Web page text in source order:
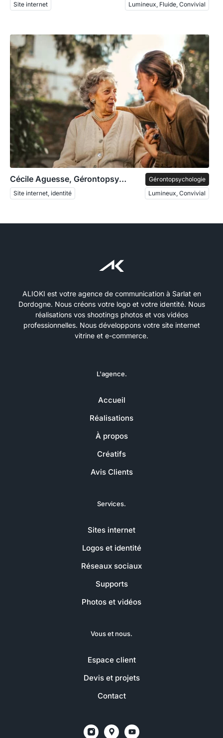
Site internet
Lumineux, Fluide, Convivial
Cécile Aguesse, Gérontopsychologue
Gérontopsychologie
Site internet, identité
Lumineux, Convivial
ALIOKI est votre agence de communication à Sarlat en
Dordogne. Nous créons votre logo et votre identité. Nous
réalisations vos shootings photos et vos vidéos
professionnelles. Nous développons votre site internet
vitrine et e-commerce.
L'agence.
Accueil
Réalisations
À propos
Créatifs
Avis Clients
Services.
Sites internet
Logos et identité
Réseaux sociaux
Supports
Photos et vidéos
Vous et nous.
Espace client
Devis et projets
Contact